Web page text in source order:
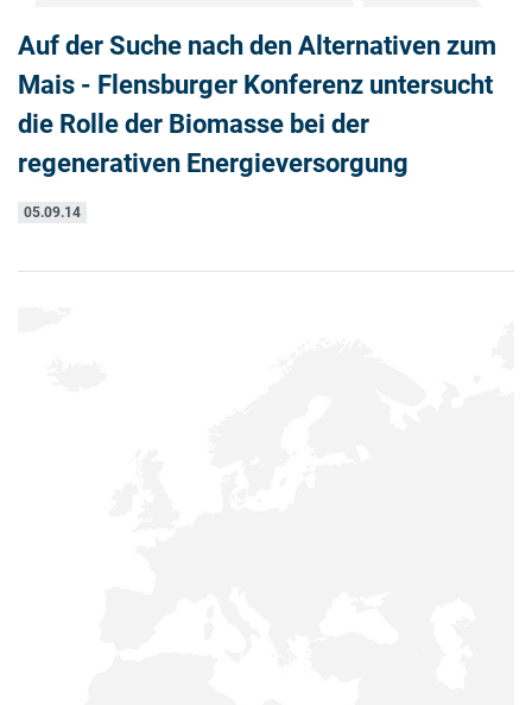
Auf der Suche nach den Alternativen zum
Mais - Flensburger Konferenz untersucht
die Rolle der Biomasse bei der
regenerativen Energieversorgung
05.09.14